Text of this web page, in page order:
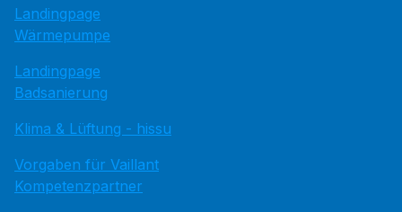
Landingpage
Wärmepumpe
Landingpage
Badsanierung
Klima & Lüftung - hissu
Vorgaben für Vaillant
Kompetenzpartner